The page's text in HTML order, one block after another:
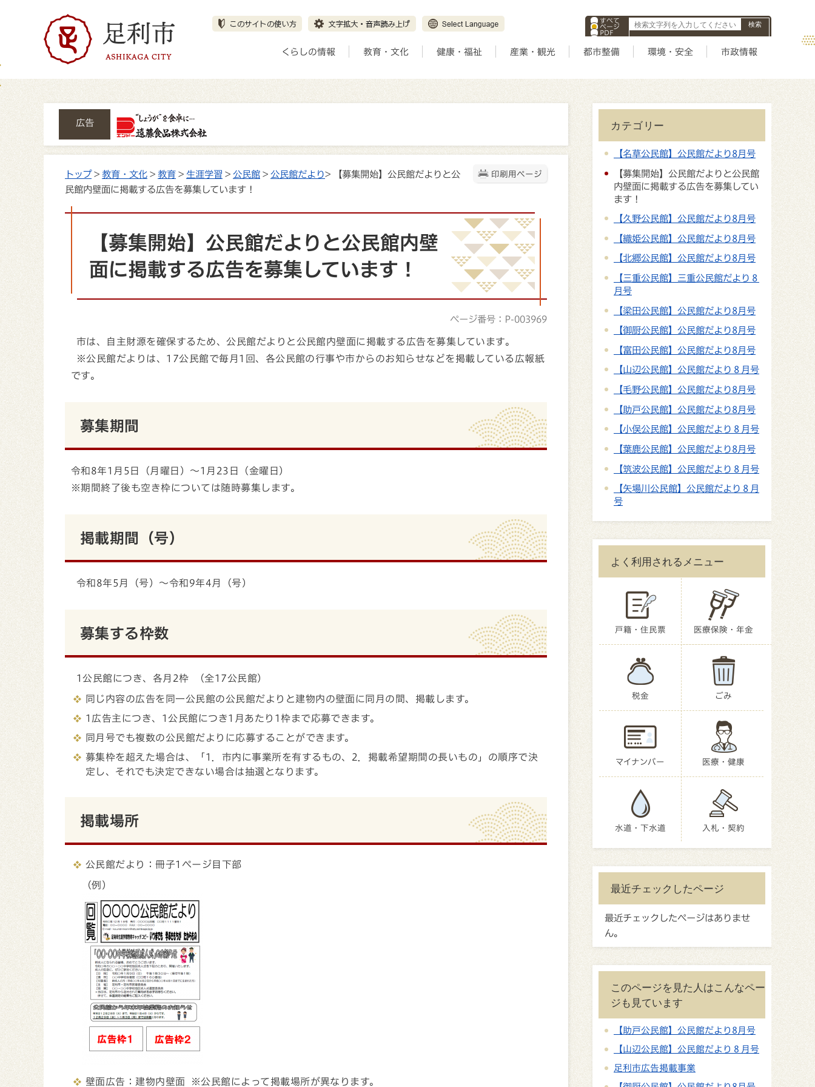
すべて
ページ
PDF
ID
くらしの情報 教育・文化 健康・福祉 産業・観光 都市整備 環境・安全 市政情報
広告
印刷用ページ
トップ> 教育・文化 > 教育 > 生涯学習 > 公民館 > 公民館だより> 【募集開始】公民館だよりと公
民館内壁面に掲載する広告を募集しています！
【募集開始】公民館だよりと公民館内壁
面に掲載する広告を募集しています！
ページ番号：P-003969
市は、自主財源を確保するため、公民館だよりと公民館内壁面に掲載する広告を募集しています。
※公民館だよりは、17公民館で毎月1回、各公民館の行事や市からのお知らせなどを掲載している広報紙
です。
募集期間
令和8年1月5日（月曜日）～1月23日（金曜日）
※期間終了後も空き枠については随時募集します。
掲載期間（号）
令和8年5月（号）～令和9年4月（号）
募集する枠数
1公民館につき、各月2枠 （全17公民館）
同じ内容の広告を同一公民館の公民館だよりと建物内の壁面に同月の間、掲載します。
1広告主につき、1公民館につき1月あたり1枠まで応募できます。
同月号でも複数の公民館だよりに応募することができます。
募集枠を超えた場合は、「1．市内に事業所を有するもの、2．掲載希望期間の長いもの」の順序で決
定し、それでも決定できない場合は抽選となります。
掲載場所
公民館だより：冊子1ページ目下部
（例）
壁面広告：建物内壁面 ※公民館によって掲載場所が異なります。
カテゴリー
【名草公民館】公民館だより8月号
【募集開始】公民館だよりと公民館
内壁面に掲載する広告を募集してい
ます！
【久野公民館】公民館だより8月号
【織姫公民館】公民館だより8月号
【北郷公民館】公民館だより8月号
【三重公民館】三重公民館だより８
月号
【梁田公民館】公民館だより8月号
【御厨公民館】公民館だより8月号
【富田公民館】公民館だより8月号
【山辺公民館】公民館だより８月号
【毛野公民館】公民館だより8月号
【助戸公民館】公民館だより8月号
【小俣公民館】公民館だより８月号
【葉鹿公民館】公民館だより8月号
【筑波公民館】公民館だより８月号
【矢場川公民館】公民館だより８月
号
よく利用されるメニュー
戸籍・住民票 医療保険・年金
税金 ごみ
マイナンバー 医療・健康
水道・下水道 入札・契約
最近チェックしたページ
最近チェックしたページはありませ
ん。
このページを見た人はこんなペー
ジも見ています
【助戸公民館】公民館だより8月号
【山辺公民館】公民館だより８月号
足利市広告掲載事業